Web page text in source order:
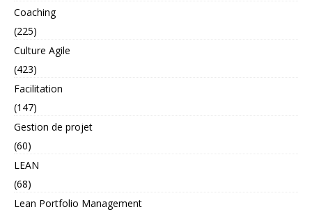
Coaching
(225)
Culture Agile
(423)
Facilitation
(147)
Gestion de projet
(60)
LEAN
(68)
Lean Portfolio Management